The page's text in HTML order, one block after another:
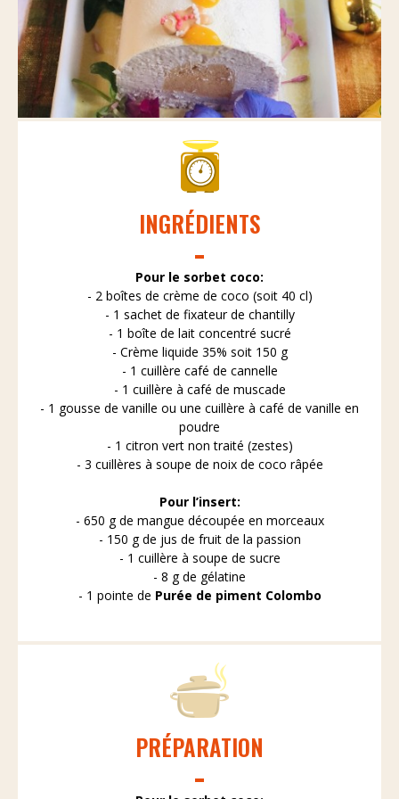
INGRÉDIENTS
Pour le sorbet coco:
- 2 boîtes de crème de coco (soit 40 cl)
- 1 sachet de fixateur de chantilly
- 1 boîte de lait concentré sucré
- Crème liquide 35% soit 150 g
- 1 cuillère café de cannelle
- 1 cuillère à café de muscade
- 1 gousse de vanille ou une cuillère à café de vanille en
poudre
- 1 citron vert non traité (zestes)
- 3 cuillères à soupe de noix de coco râpée
Pour l’insert:
- 650 g de mangue découpée en morceaux
- 150 g de jus de fruit de la passion
- 1 cuillère à soupe de sucre
- 8 g de gélatine
- 1 pointe de Purée de piment Colombo
PRÉPARATION